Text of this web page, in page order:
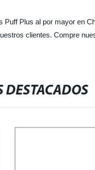
Plus al por mayor en
clientes. Compre
DESTACADOS